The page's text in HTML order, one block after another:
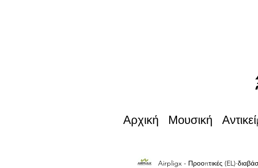
Αρχική Μουσική
Airpligx - Προοπτικές (EL)